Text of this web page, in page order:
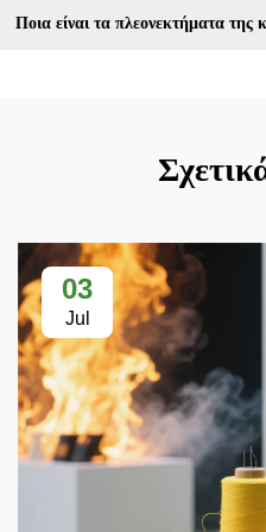
Ποια είναι τα πλεονεκτήματα
03
Jul